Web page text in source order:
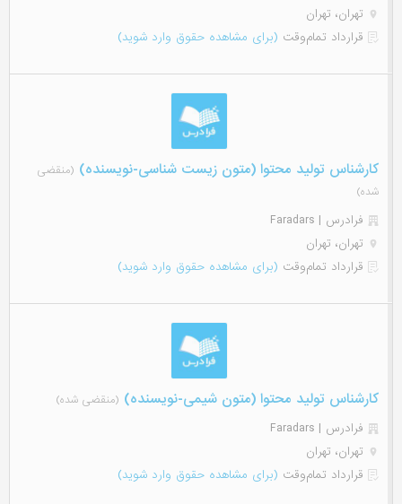
تهران، تهران
قرارداد تمام‌وقت (برای مشاهده حقوق وارد شوید)
کارشناس تولید محتوا (متون زیست شناسی-نویسنده) (منقضی
شده)
فرادرس | Faradars
تهران، تهران
قرارداد تمام‌وقت (برای مشاهده حقوق وارد شوید)
کارشناس تولید محتوا (متون شیمی-نویسنده) (منقضی شده)
فرادرس | Faradars
تهران، تهران
قرارداد تمام‌وقت (برای مشاهده حقوق وارد شوید)